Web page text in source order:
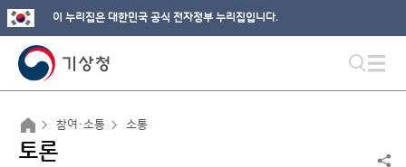
이 누리집은 대한민국 공식 전자정부 누리집입니다.
참여·소통 소통
토론